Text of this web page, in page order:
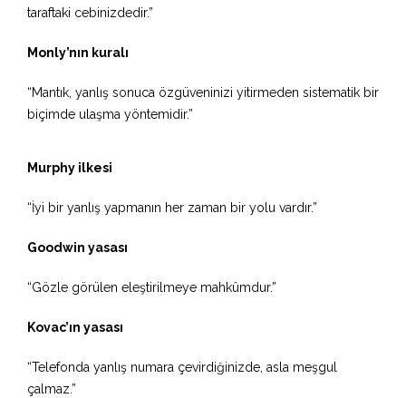
taraftaki cebinizdedir.”
Monly’nın kuralı
“Mantık, yanlış sonuca özgüveninizi yitirmeden sistematik bir
biçimde ulaşma yöntemidir.”
Murphy ilkesi
“İyi bir yanlış yapmanın her zaman bir yolu vardır.”
Goodwin yasası
“Gözle görülen eleştirilmeye mahkûmdur.”
Kovac’ın yasası
“Telefonda yanlış numara çevirdiğinizde, asla meşgul
çalmaz.”